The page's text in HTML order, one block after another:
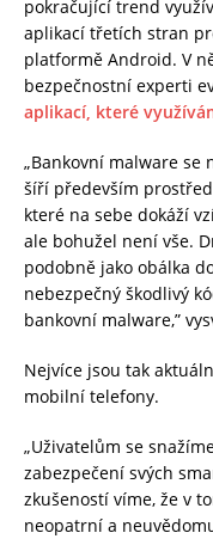
pokračující trend
aplikací třetích stran
platformě Android. V
bezpečnostní experti
aplikací, které
„Bankovní malware
šíří především
které na sebe dokáží
ale bohužel není vše.
podobně jako obálka
nebezpečný škodlivý
bankovní malware,”
Nejvíce jsou tak
mobilní telefony.
„Uživatelům se
zabezpečení svých
zkušeností víme, že v
neopatrní a